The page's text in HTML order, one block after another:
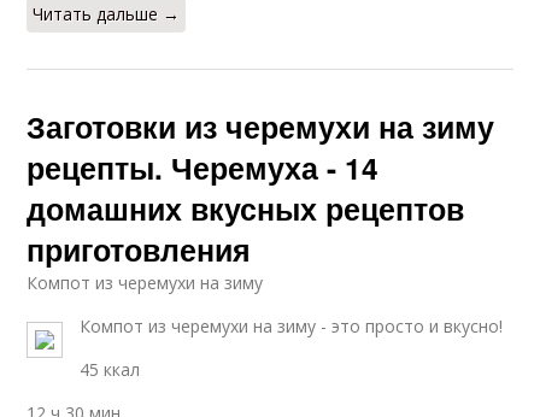
Читать дальше →
Заготовки из черемухи на зиму
рецепты. Черемуха - 14
домашних вкусных рецептов
приготовления
Компот из черемухи на зиму
Компот из черемухи на зиму - это просто и вкусно!
45 ккал